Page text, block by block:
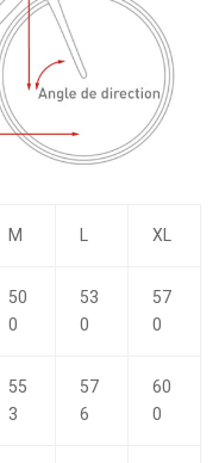
M L XL
50
0
53
0
57
0
55
3
57
6
60
0